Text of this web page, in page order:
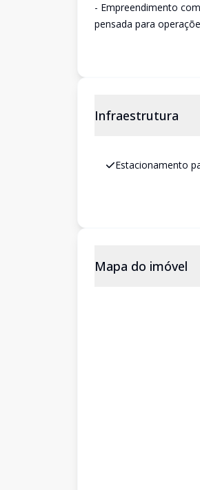
- Empreendimento
pensada para
Infraestrutura
Estacionamento
Mapa do imóvel